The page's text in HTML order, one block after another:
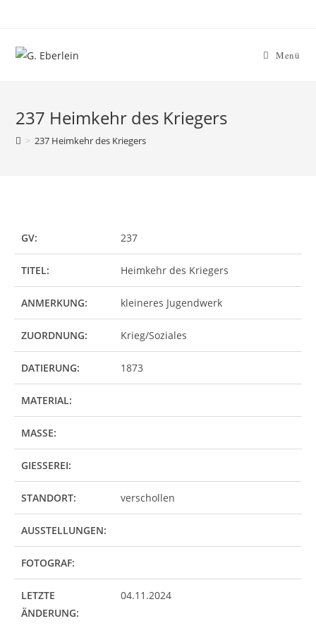
Menü
237 Heimkehr des Kriegers
> 237 Heimkehr des Kriegers
GV: 237
TITEL: Heimkehr des Kriegers
ANMERKUNG: kleineres Jugendwerk
ZUORDNUNG: Krieg/Soziales
DATIERUNG: 1873
MATERIAL:
MASSE:
GIESSEREI:
STANDORT: verschollen
AUSSTELLUNGEN:
FOTOGRAF:
LETZTE
ÄNDERUNG:
04.11.2024